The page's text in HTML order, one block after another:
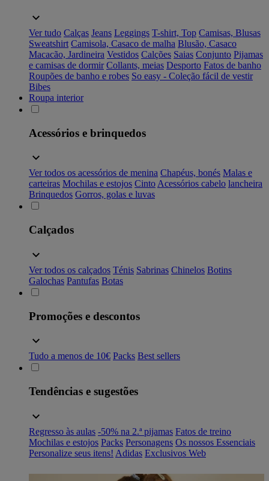
Ver tudo Calças Jeans Leggings T-shirt, Top Camisas, Blusas
Sweatshirt Camisola, Casaco de malha Blusão, Casaco
Macacão, Jardineira Vestidos Calções Saias Conjunto Pijamas
e camisas de dormir Collants, meias Desporto Fatos de banho
Roupões de banho e robes So easy - Coleção fácil de vestir
Bibes
Roupa interior
Acessórios e brinquedos
Ver todos os acessórios de menina Chapéus, bonés Malas e
carteiras Mochilas e estojos Cinto Acessórios cabelo lancheira
Brinquedos Gorros, golas e luvas
Calçados
Ver todos os calçados Ténis Sabrinas Chinelos Botins
Galochas Pantufas Botas
Promoções e descontos
Tudo a menos de 10€ Packs Best sellers
Tendências e sugestões
Regresso às aulas -50% na 2.ª pijamas Fatos de treino
Mochilas e estojos Packs Personagens Os nossos Essenciais
Personalize seus itens! Adidas Exclusivos Web